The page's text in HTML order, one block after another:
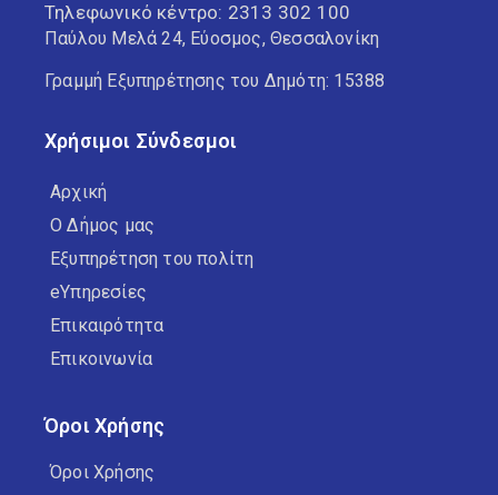
Τηλεφωνικό κέντρο: 2313 302 100
Παύλου Μελά 24, Εύοσμος, Θεσσαλονίκη
Γραμμή Εξυπηρέτησης του Δημότη: 15388
Χρήσιμοι Σύνδεσμοι
Αρχική
Ο Δήμος μας
Εξυπηρέτηση του πολίτη
eΥπηρεσίες
Επικαιρότητα
Επικοινωνία
Όροι Χρήσης
Όροι Χρήσης